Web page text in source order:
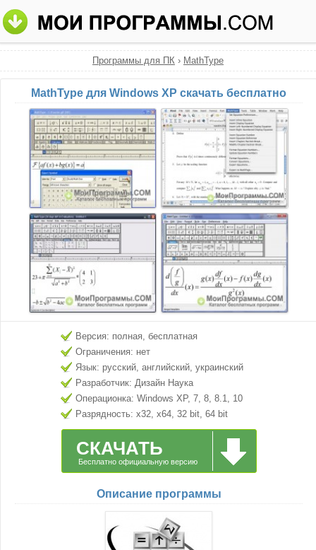
Программы для ПК › MathType
MathType для Windows XP скачать бесплатно
Версия: полная, бесплатная
Ограничения: нет
Язык: русский, английский, украинский
Разработчик: Дизайн Наука
Операционка: Windows XP, 7, 8, 8.1, 10
Разрядность: x32, x64, 32 bit, 64 bit
СКАЧАТЬ
Бесплатно официальную версию
Описание программы